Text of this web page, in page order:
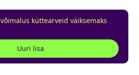
küttearveid väiksemaks
Uuri lisa